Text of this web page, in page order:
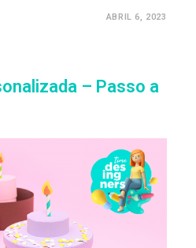
ABRIL 6, 2023
– Passo a